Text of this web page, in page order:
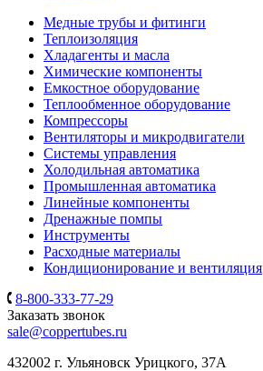
Медные трубы и фитинги
Теплоизоляция
Хладагенты и масла
Химические компоненты
Емкостное оборудование
Теплообменное оборудование
Компрессоры
Вентиляторы и микродвигатели
Системы управления
Холодильная автоматика
Промышленная автоматика
Линейные компоненты
Дренажные помпы
Инструменты
Расходные материалы
Кондиционирование и вентиляция
8-800-333-77-29
Заказать звонок
sale@coppertubes.ru
432002 г. Ульяновск Урицкого, 37A